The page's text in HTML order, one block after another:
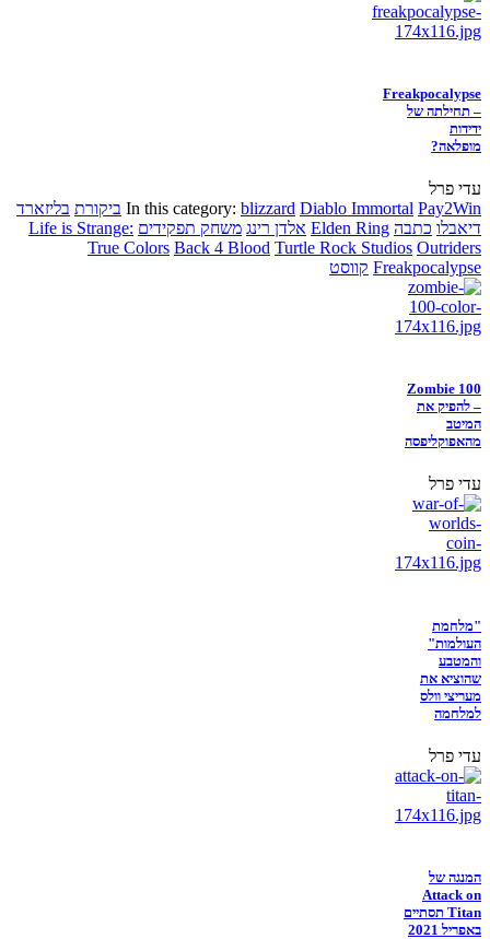
Freakpocalypse
– תחילתה של
ידידות
מופלאה?
עדי פרל
In this category: blizzard Diablo Immortal Pay2Win ביקורת בליזארד
דיאבלו כתבה Elden Ring אלדן רינג משחק תפקידים Life is Strange:
True Colors Back 4 Blood Turtle Rock Studios Outriders
Freakpocalypse קווסט
Zombie 100
– להפיק את
המיטב
מהאפוקליפסה
עדי פרל
"מלחמת
העולמות"
והמטבע
שהוציא את
מעריצי וולס
למלחמה
עדי פרל
המנגה של
Attack on
Titan תסתיים
באפריל 2021